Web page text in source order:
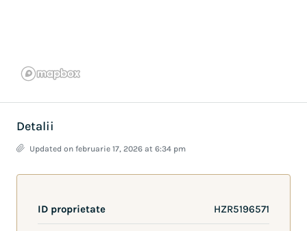
Detalii
Updated on februarie 17, 2026 at 6:34 pm
ID proprietate HZR5196571